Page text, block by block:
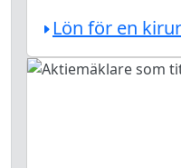
Lön för en